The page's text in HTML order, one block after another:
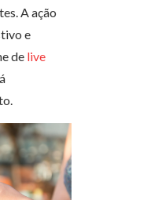
A ação
e
de live